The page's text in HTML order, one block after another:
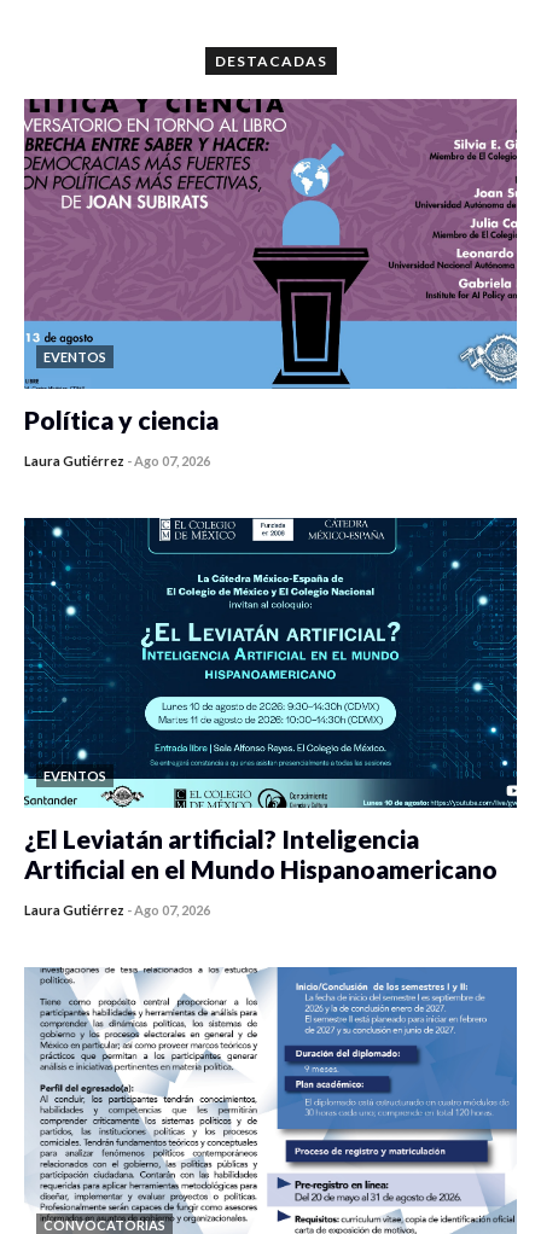
DESTACADAS
EVENTOS
Política y ciencia
Laura Gutiérrez - Ago 07, 2026
EVENTOS
¿El Leviatán artificial? Inteligencia
Artificial en el Mundo Hispanoamericano
Laura Gutiérrez - Ago 07, 2026
CONVOCATORIAS